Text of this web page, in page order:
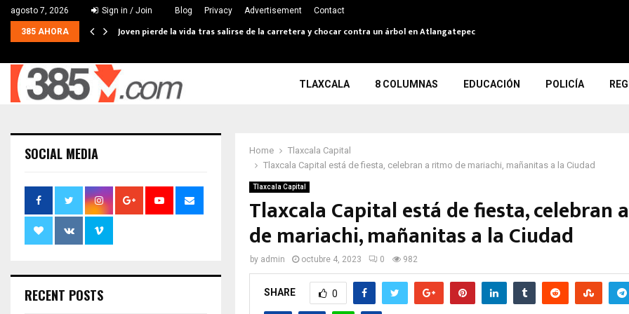
agosto 7, 2026 Sign in / Join Blog Privacy Advertisement Contact
385 AHORA Joven pierde la vida tras salirse de la carretera y chocar contra un árbol en Atlangatepec
TLAXCALA 8 COLUMNAS EDUCACIÓN POLICÍA
Home
Tlaxcala Capital
Tlaxcala Capital está de fiesta, celebran a ritmo de mariachi, mañanitas a la Ciudad
Tlaxcala Capital
Tlaxcala Capital está de fiesta, celebran
de mariachi, mañanitas a la Ciudad
by admin octubre 4, 2023 0 982
SHARE 0
SOCIAL MEDIA
RECENT POSTS